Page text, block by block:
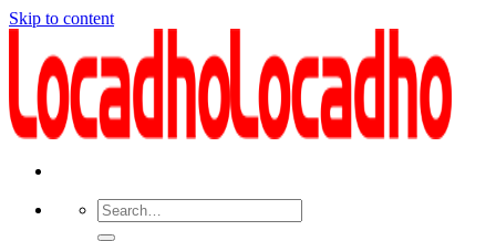
Skip to content